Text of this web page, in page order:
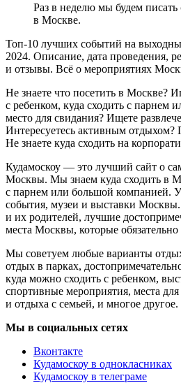
Раз в неделю мы будем
в Москве.
Топ-10 лучших событий на
2024. Описание, дата проведения,
и отзывы. Всё о мероприятиях
Не знаете что посетить в Москве?
с ребенком, куда сходить с парнем
место для свидания? Ищете
Интересуетесь активным отдыхом?
Не знаете куда сходить на
Кудамоскоу — это лучший сайт о
Москвы. Мы знаем куда сходить в
с парнем или большой компанией.
события, музеи и выставки
и их родителей, лучшие
места Москвы, которые обязательно
Мы советуем любые варианты
отдых в парках,
куда можно сходить с ребенком,
спортивные мероприятия, места
и отдыха с семьей, и многое другое.
Мы в социальных сетях
Вконтакте
Кудамоскоу в однокласниках
Кудамоскоу в телеграме